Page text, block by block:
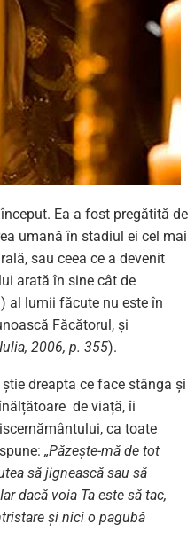
Ea a fost pregătită de
umană în stadiul ei cel mai
sau ceea ce a devenit
arată în sine cât de
al lumii făcute nu este în
Făcătorul, și
2006, p. 355).
dreapta ce face stânga și
de viață, îi
ca toate
„Păzește-mă de tot
să jignească sau să
dacă voia Ta este să tac,
și nici o pagubă